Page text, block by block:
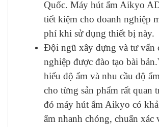
Quốc. Máy hút ẩm Aikyo
tiết kiệm cho doanh nghiệp
phí khi sử dụng thiết bị này.
Đội ngũ xây dựng và tư vấn
nghiệp được đào tạo bài
hiểu độ ẩm và nhu cầu độ
cho từng sản phẩm rất quan
đó máy hút ẩm Aikyo có
ẩm nhanh chóng, chuẩn xác